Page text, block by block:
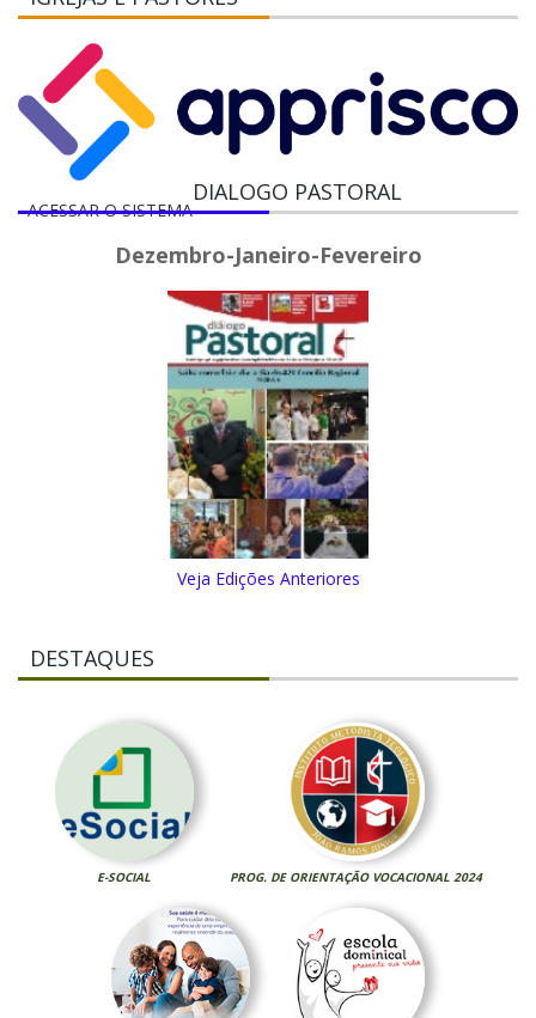
ACESSAR O SISTEMA
DIALOGO PASTORAL
Dezembro-Janeiro-Fevereiro
Veja Edições Anteriores
DESTAQUES
E-SOCIAL PROG. DE ORIENTAÇÃO VOCACIONAL 2024